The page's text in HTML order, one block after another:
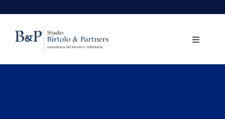
contenuto
Toggle
Home